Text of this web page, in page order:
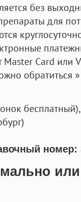
без
для
Card или
обратиться
бесплатный),
номер:
или